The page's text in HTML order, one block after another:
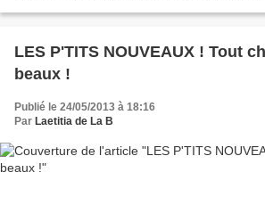
LES P'TITS NOUVEAUX ! Tout
beaux !
Publié le 24/05/2013 à 18:16
Par Laetitia de La B